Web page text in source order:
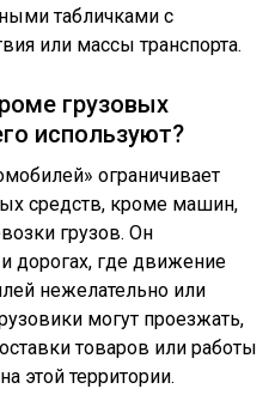
табличками с
или массы транспорта.
грузовых
используют?
ограничивает
средств, кроме машин,
грузов. Он
и дорогах, где движение
нежелательно или
могут проезжать,
товаров или работы
этой территории.